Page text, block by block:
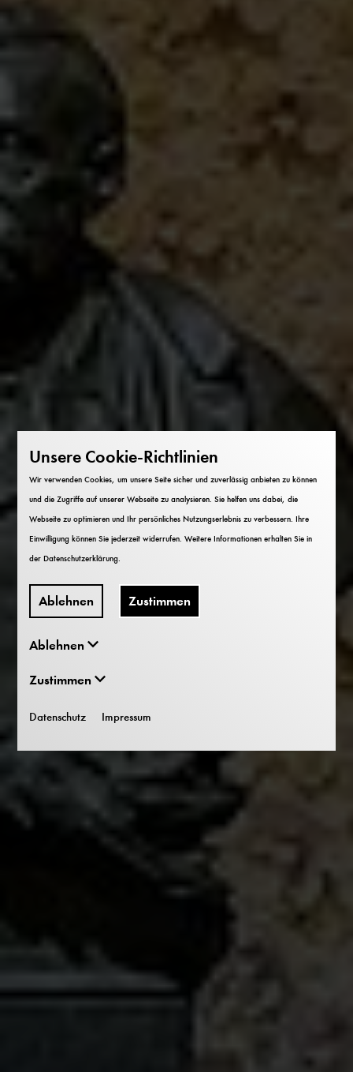
Unsere Cookie-Richtlinien
Wir verwenden Cookies, um unsere Seite sicher und zuverlässig anbieten zu können
und die Zugriffe auf unserer Webseite zu analysieren. Sie helfen uns dabei, die
Webseite zu optimieren und Ihr persönliches Nutzungserlebnis zu verbessern. Ihre
Einwilligung können Sie jederzeit widerrufen. Weitere Informationen erhalten Sie in
derDatenschutzerklärung.
Ablehnen Zustimmen
Ablehnen
Zustimmen
Datenschutz Impressum